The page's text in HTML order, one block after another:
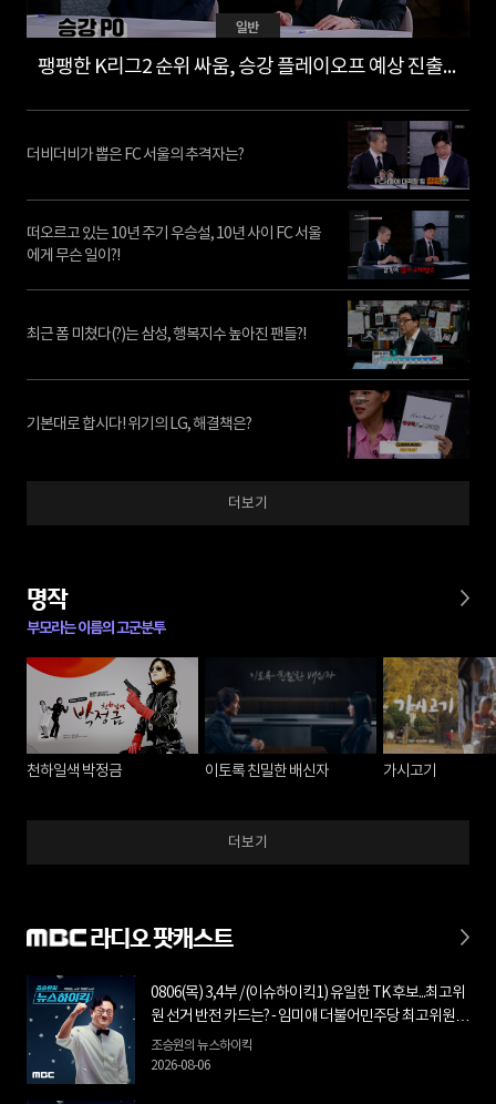
일반
팽팽한 K리그2 순위 싸움, 승강 플레이오프 예상 진출팀은?
더비더비가 뽑은 FC 서울의 추격자는?
떠오르고 있는 10년 주기 우승설, 10년 사이 FC 서울
에게 무슨 일이?!
최근 폼 미쳤다(?)는 삼성, 행복지수 높아진 팬들?!
기본대로 합시다! 위기의 LG, 해결책은?
더보기
명작
부모라는 이름의 고군분투
천하일색 박정금 이토록 친밀한 배신자 가시고기
더보기
라디오 팟캐스트
0806(목) 3,4부 / (이슈하이킥1) 유일한 TK 후보...최고위
원 선거 반전 카드는? - 임미애 더불어민주당 최고위원
후보 / (이슈하이킥2) '장동혁 사퇴 촉구' 첫 연판장...의미
는? - 국민의힘 장예찬 전 최고위원
조승원의 뉴스하이킥
2026-08-06